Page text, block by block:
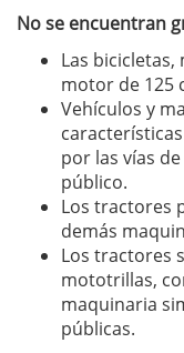
No se encuentran
Las
motor de 125
Vehículos y
por las vías
público.
Los tractores
demás
Los tractores
mototrillas,
maquinaria
públicas.